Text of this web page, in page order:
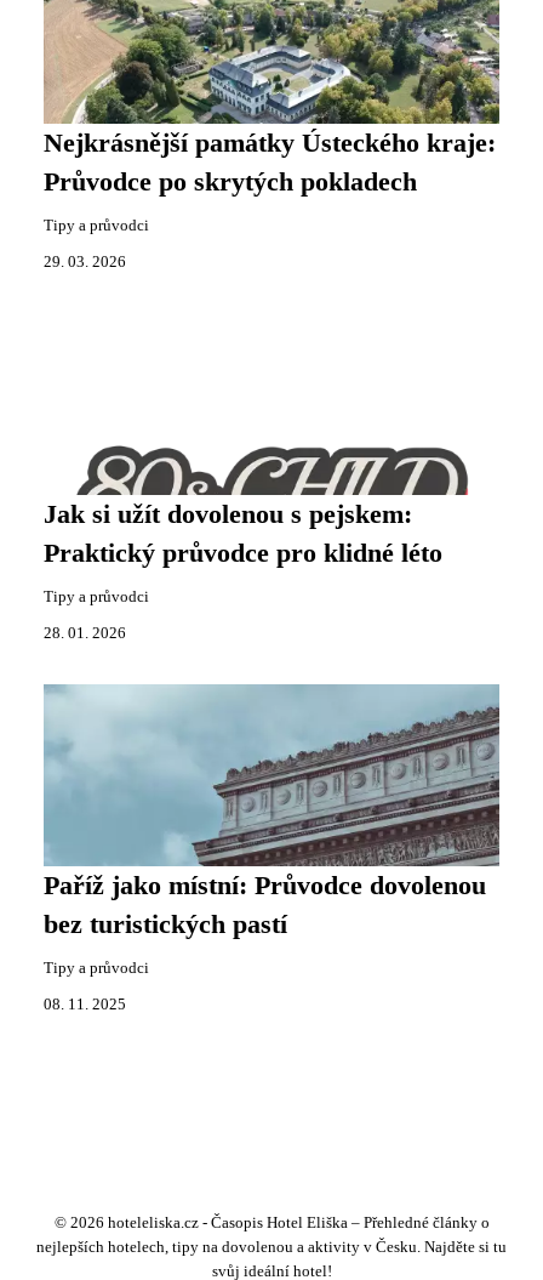
Nejkrásnější památky Ústeckého kraje:
Průvodce po skrytých pokladech
Tipy a průvodci
29. 03. 2026
Jak si užít dovolenou s pejskem:
Praktický průvodce pro klidné léto
Tipy a průvodci
28. 01. 2026
Paříž jako místní: Průvodce dovolenou
bez turistických pastí
Tipy a průvodci
08. 11. 2025
© 2026 hoteleliska.cz - Časopis Hotel Eliška – Přehledné články o
nejlepších hotelech, tipy na dovolenou a aktivity v Česku. Najděte si tu
svůj ideální hotel!